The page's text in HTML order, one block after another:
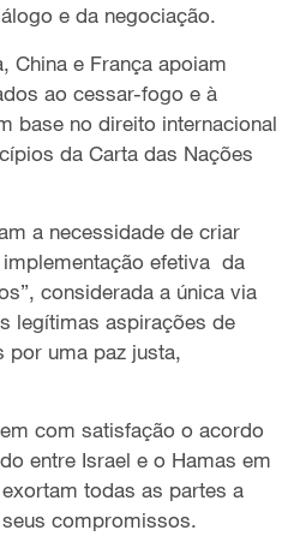
e da negociação.
China e França apoiam
ao cessar-fogo e à
base no direito internacional
da Carta das Nações
a necessidade de criar
efetiva da
”, considerada a única via
legítimas aspirações de
por uma paz justa,
com satisfação o acordo
entre Israel e o Hamas em
todas as partes a
compromissos.